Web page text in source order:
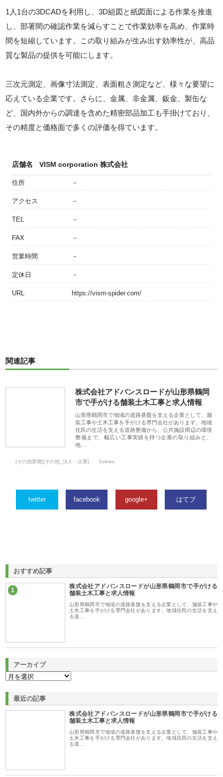
1人1台の3DCADを利用し、3D組図と紙図面による作業を推進
し、部署間の確認作業を減らすことで作業効率を高め、作業時
間を短縮しています。この取り組みが生み出す効率性が、高品
質な製品の提供を可能にします。
三次元測定、画像寸法測定、表面粗さ測定など、様々な要望に
応えている企業です。さらに、金属、非金属、鈑金、製缶な
ど、国内外からの調達を含めた精密部品加工も手掛けており、
その精度と価格面で多くの評価を得ています。
店舗名 VISM corporation 株式会社
住所 －
アクセス －
TEL －
FAX －
営業時間 －
定休日 －
URL https://vism-spider.com/
関連記事
株式会社アドバンスロードが山形県鶴岡
市で手がける舗装土木工事と求人情報
山形県鶴岡市で地域の道路基盤を支える企業として、舗
装工事や土木工事を手がける専門会社があります。地域
住民の生活を支える道路整備から、公共施設周辺の環境
整備まで、幅広い工事実績を持つ企業の取り組みと、
地…
[その他業種][その他_法人・企業] 0views
twitter facebook google+ はてブ
おすすめ記事
1
株式会社アドバンスロードが山形県鶴岡市で手がける
舗装土木工事と求人情報
山形県鶴岡市で地域の道路基盤を支える企業として、舗装工事や
土木工事を手がける専門会社があります。地域住民の生活を支え
る道…
アーカイブ
最近の記事
株式会社アドバンスロードが山形県鶴岡市で手がける
舗装土木工事と求人情報
山形県鶴岡市で地域の道路基盤を支える企業として、舗装工事や
土木工事を手がける専門会社があります。地域住民の生活を支え
る道…